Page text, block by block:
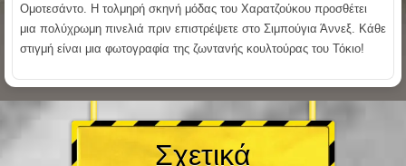
Ομοτεσάντο. Η τολμηρή σκηνή μόδας του Χαρατζούκου προσθέτει
μια πολύχρωμη πινελιά πριν επιστρέψετε στο Σιμπούγια Άννεξ. Κάθε
στιγμή είναι μια φωτογραφία της ζωντανής κουλτούρας του Τόκιο!
Σχετικά